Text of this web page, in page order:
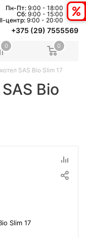
Пн-Пт: 9:00 - 18:00
Сб: 9:00 - 15:00
центр:9:00 - 20:00
+375 (29) 7555569
0 0
SAS Bio Slim 17
Bio